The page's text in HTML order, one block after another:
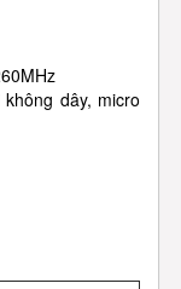
dây, micro